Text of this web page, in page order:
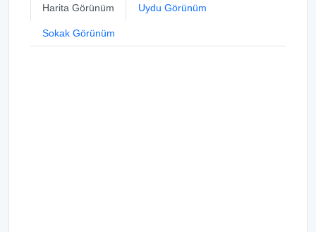
Harita Görünüm Uydu Görünüm
Sokak Görünüm